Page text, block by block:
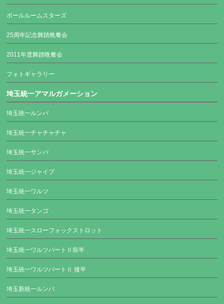
ボールルームスターズ
25周年記念舞踏晩餐会
2011年度舞踏晩餐会
フォトギャラリー
埼玉統一アマルガメーション
埼玉統一ルンバ
埼玉統一チャチャチャ
埼玉統一サンバ
埼玉統一ジャイブ
埼玉統一ワルツ
埼玉統一タンゴ
埼玉統一スローフォックストロット
埼玉統一ワルツパートⅡ前半
埼玉統一ワルツパートⅡ 後半
埼玉新統一ルンバ